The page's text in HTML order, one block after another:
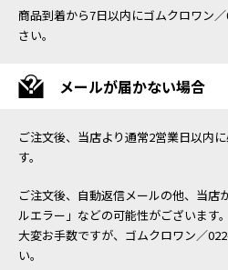
商品到着から7日以内にゴムクロワン
さい。
メールが届かない場合
ご注文後、当店より通常2営業日以内
す。
ご注文後、自動返信メールの他、当店
ルエラー」などの可能性がございます。
大変お手数ですが、ゴムクロワン／
い。